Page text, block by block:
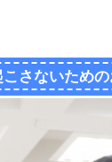
さないため